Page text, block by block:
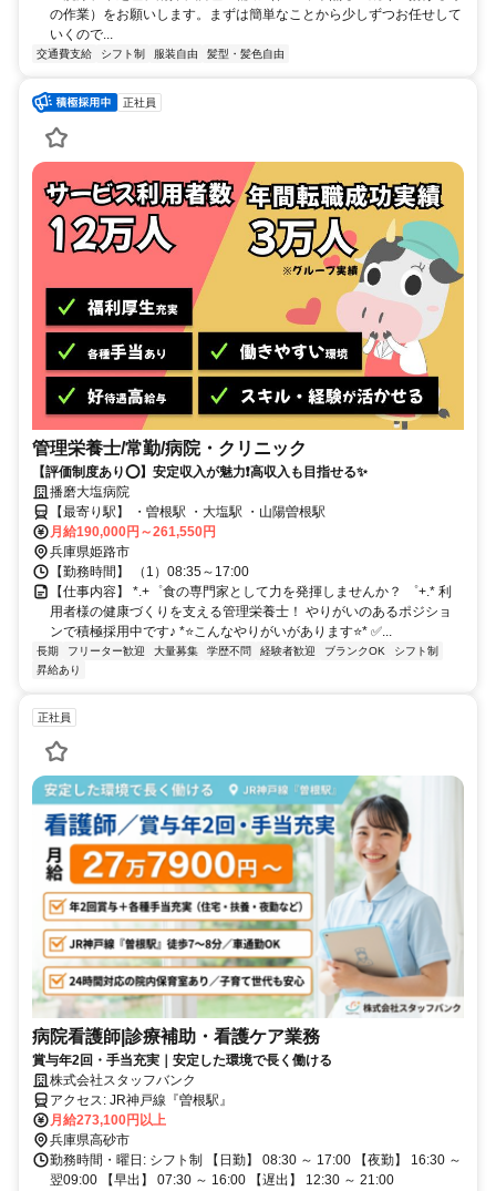
の作業）をお願いします。まずは簡単なことから少しずつお任せして
いくので...
交通費支給 シフト制 服装自由 髪型・髪色自由
正社員
管理栄養士/常勤/病院・クリニック
【評価制度あり⭕️】安定収入が魅力❗️高収入も目指せる✨
播磨大塩病院
【最寄り駅】 ・曽根駅 ・大塩駅 ・山陽曽根駅
月給190,000円～261,550円
兵庫県姫路市
【勤務時間】 （1）08:35～17:00
【仕事内容】 *.+゜食の専門家として力を発揮しませんか？ ゜+.* 利
用者様の健康づくりを支える管理栄養士！ やりがいのあるポジショ
ンで積極採用中です♪ *⭐️こんなやりがいがあります⭐️* ✅️...
長期 フリーター歓迎 大量募集 学歴不問 経験者歓迎 ブランクOK
シフト制
昇給あり
正社員
病院看護師|診療補助・看護ケア業務
賞与年2回・手当充実｜安定した環境で長く働ける
株式会社スタッフバンク
アクセス: JR神戸線『曽根駅』
月給273,100円以上
兵庫県高砂市
勤務時間・曜日: シフト制 【日勤】 08:30 ～ 17:00 【夜勤】 16:30 ～
翌09:00 【早出】 07:30 ～ 16:00 【遅出】 12:30 ～ 21:00